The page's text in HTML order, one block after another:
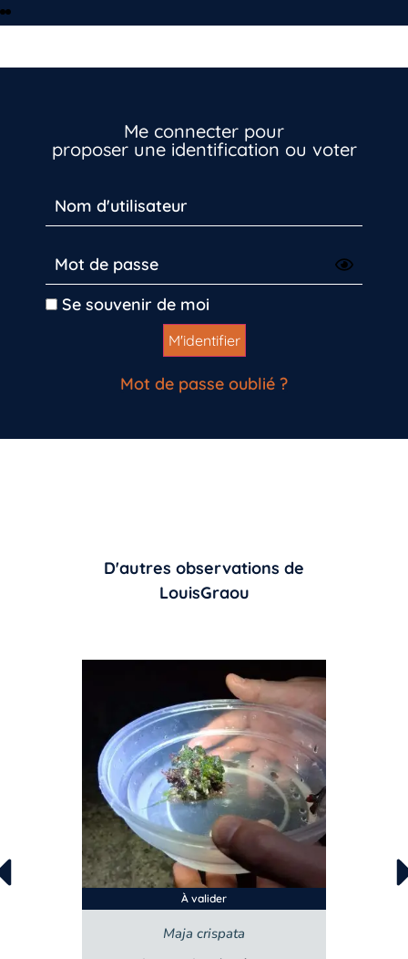
Me connecter pour
proposer une identification ou voter
Se souvenir de moi
Mot de passe oublié ?
D'autres observations de
LouisGraou
À valider
Maja crispata